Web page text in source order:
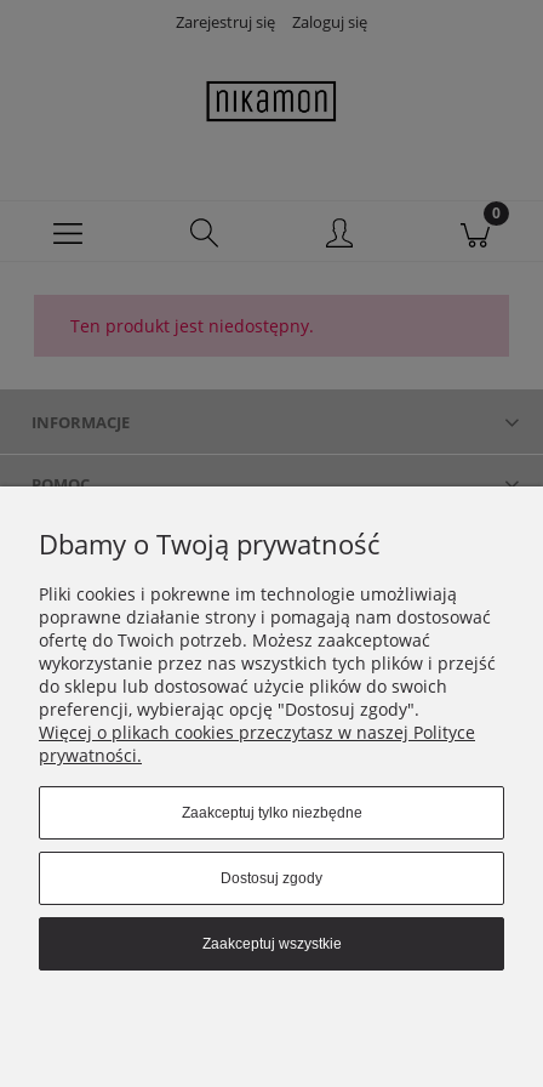
Zarejestruj się Zaloguj się
Ten produkt jest niedostępny.
INFORMACJE
POMOC
MOJE KONTO
NIKAMON
Connect with us
Pokaż pełną wersję strony
Sklep internetowy Shoper.pl
Dbamy o Twoją prywatność
Pliki cookies i pokrewne im technologie umożliwiają
poprawne działanie strony i pomagają nam dostosować
ofertę do Twoich potrzeb. Możesz zaakceptować
wykorzystanie przez nas wszystkich tych plików i przejść
do sklepu lub dostosować użycie plików do swoich
preferencji, wybierając opcję "Dostosuj zgody".
Więcej o plikach cookies przeczytasz w naszej Polityce
prywatności.
Zaakceptuj tylko niezbędne
Dostosuj zgody
Zaakceptuj wszystkie